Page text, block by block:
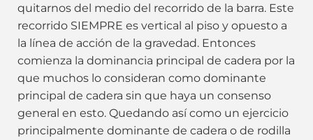
quitarnos del medio del recorrido de la barra. Este
recorrido SIEMPRE es vertical al piso y opuesto a
la línea de acción de la gravedad. Entonces
comienza la dominancia principal de cadera por la
que muchos lo consideran como dominante
principal de cadera sin que haya un consenso
general en esto. Quedando así como un ejercicio
principalmente dominante de cadera o de rodilla